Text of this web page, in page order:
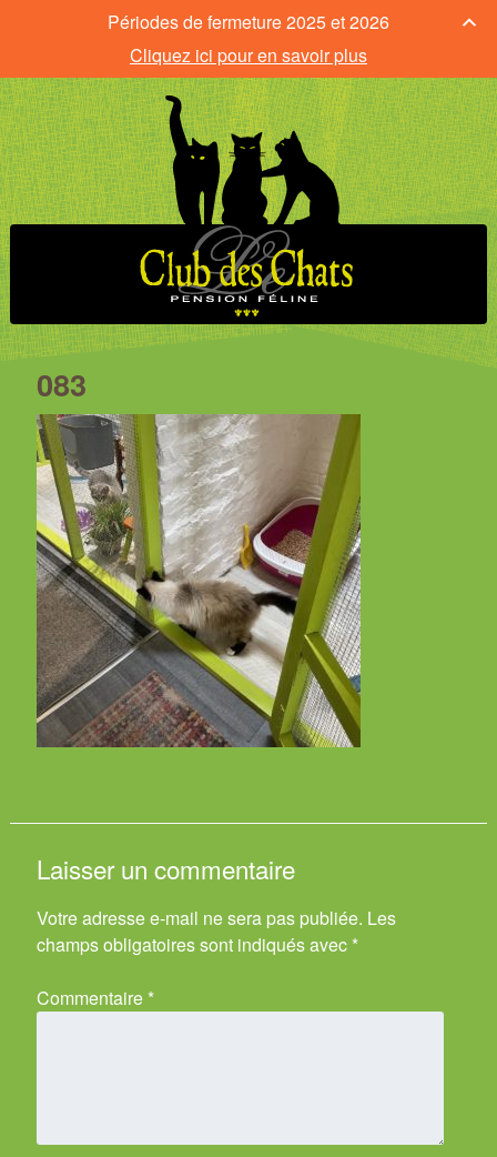
083
Laisser un commentaire
Votre adresse e-mail ne sera pas publiée. Les
champs obligatoires sont indiqués avec *
Commentaire *
Périodes de fermeture 2025 et 2026
Cliquez ici pour en savoir plus